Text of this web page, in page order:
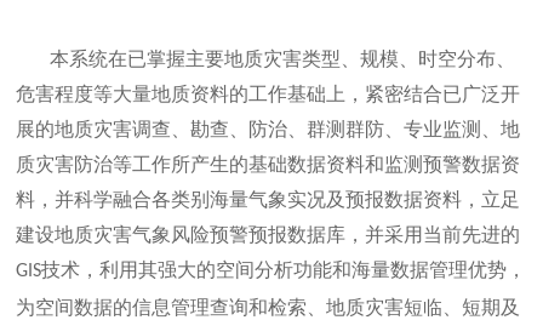
本系统在已掌握主要地质灾害类型、规模、时空分布、
危害程度等大量地质资料的工作基础上，紧密结合已广泛开
展的地质灾害调查、勘查、防治、群测群防、专业监测、地
质灾害防治等工作所产生的基础数据资料和监测预警数据资
料，并科学融合各类别海量气象实况及预报数据资料，立足
建设地质灾害气象风险预警预报数据库，并采用当前先进的
GIS技术，利用其强大的空间分析功能和海量数据管理优势，
为空间数据的信息管理查询和检索、地质灾害短临、短期及